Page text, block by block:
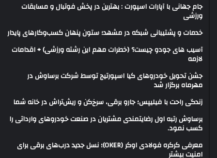
جام جهانی با آپارات اسپورت : بهترین در پخش فوتبال و مسابقات
ورزشی
خدمات و پشتیبانی شبکه در مشهد؛ ستون پنهان کسب‌وکارهای پایدار
آسیب های جودو چیست؟ (خطرات مهم این رشته ورزشی) + اقدامات
لازمه
جشن تحویل خودروهای کیا اسپورتیج توسط شرکت برساوش در
مهرماه برگزار شد
زندگی راحت با فیلیپس؛ جارو برقی، سرخ‌کن و ریش‌تراش در خانه شما
برساوش رتبه اول رضایتمندی مشتریان در صنعت خودروهای وارداتی را
کسب نمود.
معرفی کرکره فولادی اوکر (OKER)؛ نسل جدید درب‌های برقی برای
امنیت بیشتر